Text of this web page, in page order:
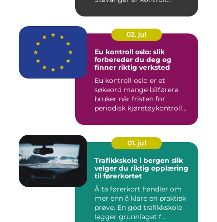
02. jul
Eu kontroll oslo: slik
forbereder du deg og
finner riktig verksted
Eu kontroll oslo er et
søkeord mange bilførere
bruker når fristen for
periodisk kjøretøykontroll
01. jul
Trafikkskole i bergen slik
velger du riktig opplæring
til førerkortet
Å ta førerkort handler om
mer enn å klare en praktisk
prøve. En god trafikkskole
legger grunnlaget f...